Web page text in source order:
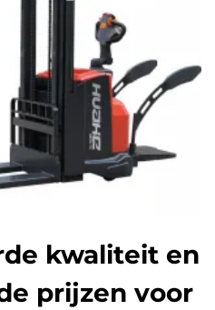
kwaliteit en
prijzen voor